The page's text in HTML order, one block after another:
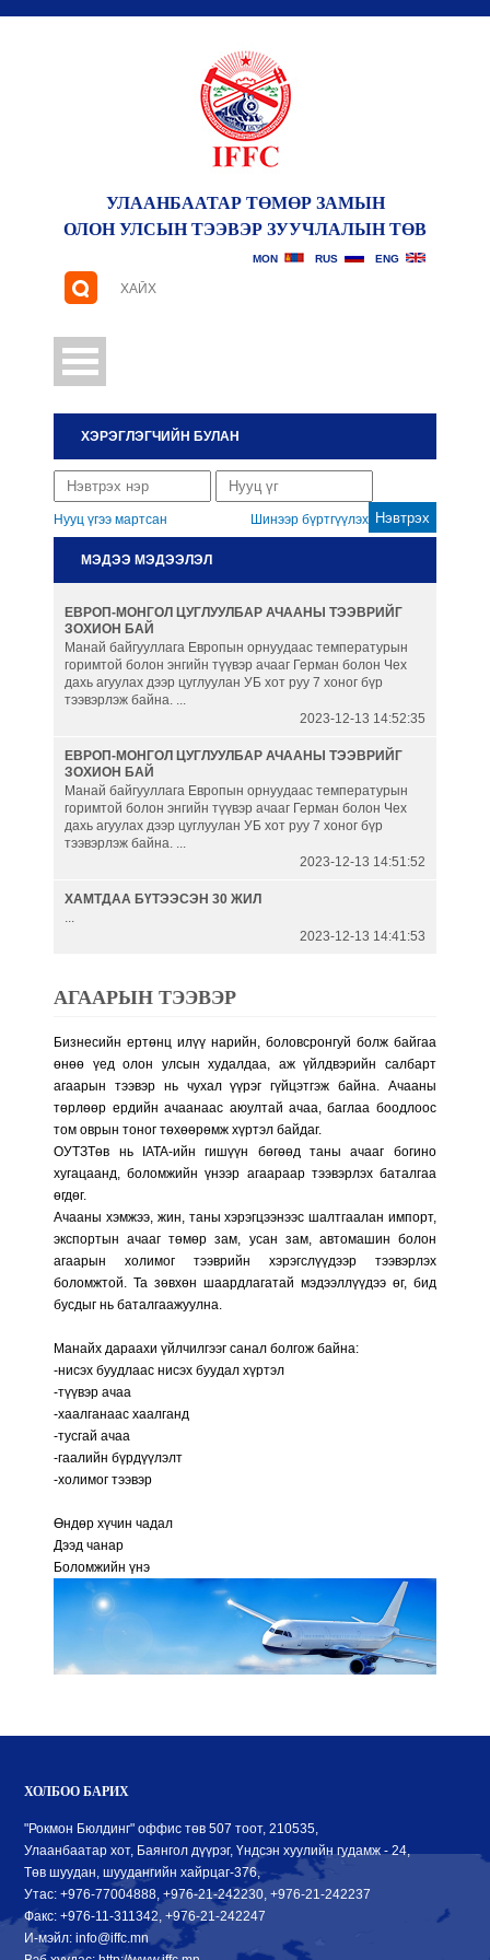
УЛААНБААТАР ТӨМӨР ЗАМЫН
ОЛОН УЛСЫН ТЭЭВЭР ЗУУЧЛАЛЫН ТӨВ
MON RUS ENG
Гаалийн бүрдүүлэлт
албан татвар
Танилцуулга
ХЭРЭГЛЭГЧИЙН БУЛАН
Нууц үгээ мартсан Шинээр бүртгүүлэх
МЭДЭЭ МЭДЭЭЛЭЛ
ЕВРОП-МОНГОЛ ЦУГЛУУЛБАР АЧААНЫ ТЭЭВРИЙГ
ЗОХИОН БАЙ
Манай байгууллага Европын орнуудаас температурын
горимтой болон энгийн түүвэр ачааг Герман болон Чех
дахь агуулах дээр цуглуулан УБ хот руу 7 хоног бүр
тээвэрлэж байна. ...
2023-12-13 14:52:35
ЕВРОП-МОНГОЛ ЦУГЛУУЛБАР АЧААНЫ ТЭЭВРИЙГ
ЗОХИОН БАЙ
Манай байгууллага Европын орнуудаас температурын
горимтой болон энгийн түүвэр ачааг Герман болон Чех
дахь агуулах дээр цуглуулан УБ хот руу 7 хоног бүр
тээвэрлэж байна. ...
2023-12-13 14:51:52
ХАМТДАА БҮТЭЭСЭН 30 ЖИЛ
...
2023-12-13 14:41:53
АГААРЫН ТЭЭВЭР
Бизнесийн ертөнц илүү нарийн, боловсронгуй болж байгаа
өнөө үед олон улсын худалдаа, аж үйлдвэрийн салбарт
агаарын тээвэр нь чухал үүрэг гүйцэтгэж байна. Ачааны
төрлөөр ердийн ачаанаас аюултай ачаа, баглаа боодлоос
том оврын тоног төхөөрөмж хүртэл байдаг.
ОУТЗТөв нь IATA-ийн гишүүн бөгөөд таны ачааг богино
хугацаанд, боломжийн үнээр агаараар тээвэрлэх баталгаа
өгдөг.
Ачааны хэмжээ, жин, таны хэрэгцээнээс шалтгаалан импорт,
экспортын ачааг төмөр зам, усан зам, автомашин болон
агаарын холимог тээврийн хэрэгслүүдээр тээвэрлэх
боломжтой. Та зөвхөн шаардлагатай мэдээллүүдээ өг, бид
бусдыг нь баталгаажуулна.
Манайх дараахи үйлчилгээг санал болгож байна:
-нисэх буудлаас нисэх буудал хүртэл
-түүвэр ачаа
-хаалганаас хаалганд
-тусгай ачаа
-гаалийн бүрдүүлэлт
-холимог тээвэр
Өндөр хүчин чадал
Дээд чанар
Боломжийн үнэ
ХОЛБОО БАРИХ
"Рокмон Бюлдинг" оффис төв 507 тоот, 210535,
Улаанбаатар хот, Баянгол дүүрэг, Үндсэн хуулийн гудамж - 24,
Төв шуудан, шуудангийн хайрцаг-376,
Утас: +976-77004888, +976-21-242230, +976-21-242237
Факс: +976-11-311342, +976-21-242247
И-мэйл: info@iffc.mn